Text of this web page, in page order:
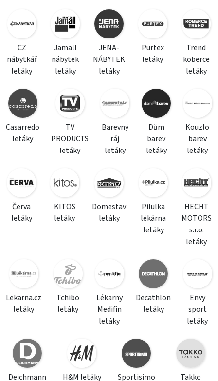
CZ
nábytkář
letáky
Jamall
nábytek
letáky
JENA-
NÁBYTEK
letáky
Purtex
letáky
Trend
koberce
letáky
Casarredo
letáky
TV
PRODUCTS
letáky
Barevný
ráj
letáky
Dům
barev
letáky
Kouzlo
barev
letáky
Červa
letáky
KITOS
letáky
Domestav
letáky
Pilulka
lékárna
letáky
HECHT
MOTORS
s.r.o.
letáky
Lekarna.cz
letáky
Tchibo
letáky
Lékarny
Medifin
letáky
Decathlon
letáky
Envy
sport
letáky
Deichmann
H&M letáky
Sportisimo
Takko